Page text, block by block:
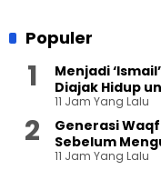
Populer
Menjadi
Diajak Hidup
11 Jam Yang Lalu
Generasi
Sebelum
11 Jam Yang Lalu